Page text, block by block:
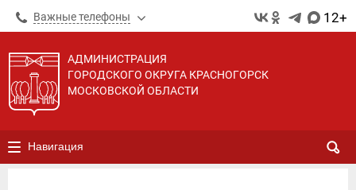
Важные телефоны 12+
АДМИНИСТРАЦИЯ
ГОРОДСКОГО ОКРУГА КРАСНОГОРСК
МОСКОВСКОЙ ОБЛАСТИ
Навигация